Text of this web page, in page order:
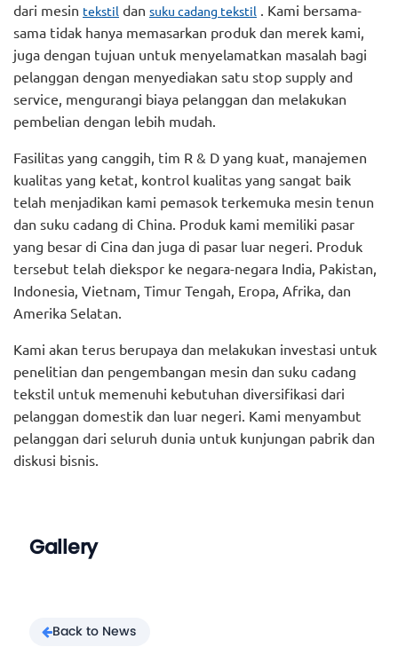
dari mesin tekstil dan suku cadang tekstil . Kami bersama-
sama tidak hanya memasarkan produk dan merek kami,
juga dengan tujuan untuk menyelamatkan masalah bagi
pelanggan dengan menyediakan satu stop supply and
service, mengurangi biaya pelanggan dan melakukan
pembelian dengan lebih mudah.
Fasilitas yang canggih, tim R & D yang kuat, manajemen
kualitas yang ketat, kontrol kualitas yang sangat baik
telah menjadikan kami pemasok terkemuka mesin tenun
dan suku cadang di China. Produk kami memiliki pasar
yang besar di Cina dan juga di pasar luar negeri. Produk
tersebut telah diekspor ke negara-negara India, Pakistan,
Indonesia, Vietnam, Timur Tengah, Eropa, Afrika, dan
Amerika Selatan.
Kami akan terus berupaya dan melakukan investasi untuk
penelitian dan pengembangan mesin dan suku cadang
tekstil untuk memenuhi kebutuhan diversifikasi dari
pelanggan domestik dan luar negeri. Kami menyambut
pelanggan dari seluruh dunia untuk kunjungan pabrik dan
diskusi bisnis.
Gallery
Back to News